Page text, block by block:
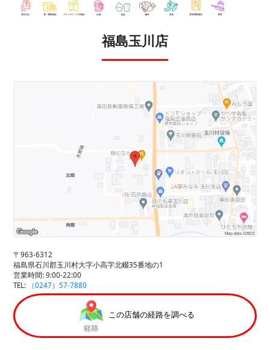
福島玉川店
〒963-6312
福島県石川郡玉川村大字小高字北畷35番地の1
営業時間: 9:00-22:00
TEL:
（0247）57-7880
この店舗の経路を調べる